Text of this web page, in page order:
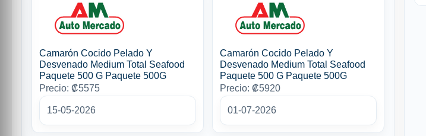
Camarón Cocido Pelado Y
Desvenado Medium Total Seafood
Paquete 500 G Paquete 500G
Precio: ₡5575
15-05-2026
Camarón Cocido Pelado Y
Desvenado Medium Total Seafood
Paquete 500 G Paquete 500G
Precio: ₡5920
01-07-2026